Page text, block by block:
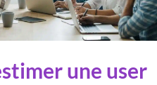
une user